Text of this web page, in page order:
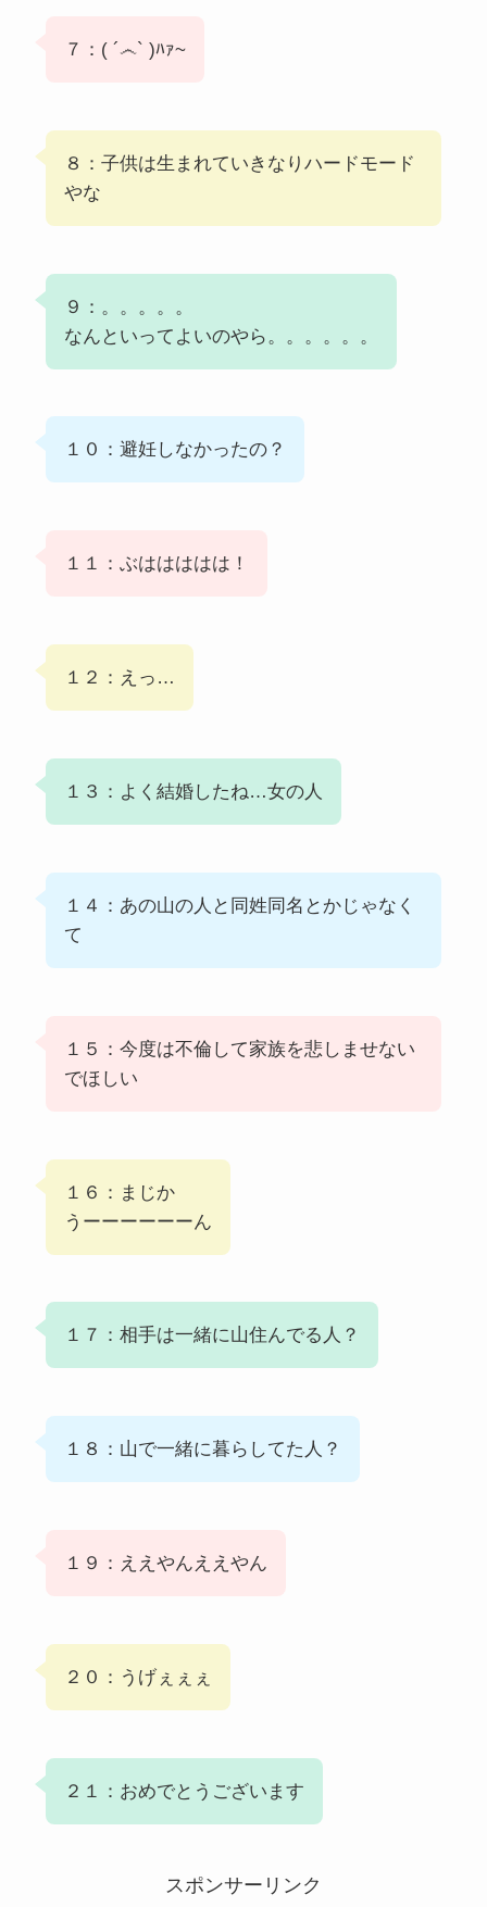
７：( ´෴` )ﾊｧ~
８：子供は生まれていきなりハードモード
やな
９：。。。。。
なんといってよいのやら。。。。。。
１０：避妊しなかったの？
１１：ぶははははは！
１２：えっ…
１３：よく結婚したね…女の人
１４：あの山の人と同姓同名とかじゃなく
て
１５：今度は不倫して家族を悲しませない
でほしい
１６：まじか
うーーーーーーん
１７：相手は一緒に山住んでる人？
１８：山で一緒に暮らしてた人？
１９：ええやんええやん
２０：うげぇぇぇ
２１：おめでとうございます
スポンサーリンク